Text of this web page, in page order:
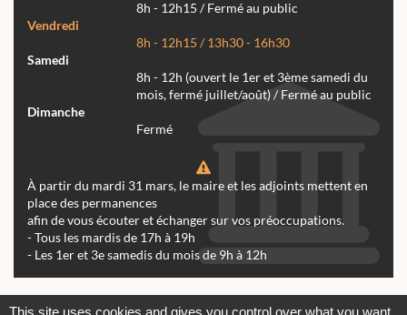
8h - 12h15 / Fermé au public
Vendredi
8h - 12h15 / 13h30 - 16h30
Samedi
8h - 12h (ouvert le 1er et 3ème samedi du
mois, fermé juillet/août) / Fermé au public
Dimanche
Fermé
À partir du mardi 31 mars, le maire et les adjoints mettent en
place des permanences
afin de vous écouter et échanger sur vos préoccupations.
- Tous les mardis de 17h à 19h
- Les 1er et 3e samedis du mois de 9h à 12h
This site uses cookies and gives you control over what you want